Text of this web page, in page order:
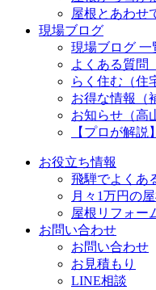
屋根とあわせ
現場ブログ
現場ブログ 一
よくある質問
らく住む（住
お得な情報（
お知らせ（高
【プロが解
お役立ち情報
飛騨でよくあ
月々1万円の
屋根リフォー
お問い合わせ
お問い合わせ
お見積もり
LINE相談